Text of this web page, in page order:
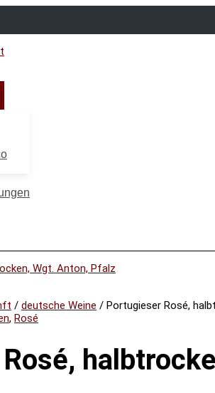
/ deutsche Weine / Portugieser Rosé,
, Rosé